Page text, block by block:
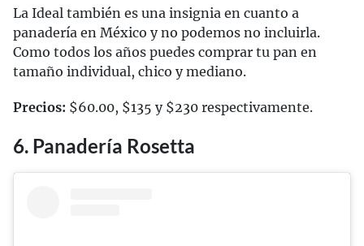
La Ideal también es una insignia en cuanto a
panadería en México y no podemos no incluirla.
Como todos los años puedes comprar tu pan en
tamaño individual, chico y mediano.
Precios: $60.00, $135 y $230 respectivamente.
6. Panadería Rosetta